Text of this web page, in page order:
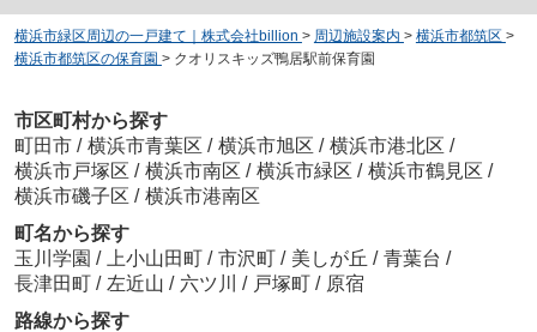
横浜市緑区周辺の一戸建て｜株式会社billion > 周辺施設案内 > 横浜市都筑区 >
横浜市都筑区の保育園 > クオリスキッズ鴨居駅前保育園
市区町村から探す
町田市 / 横浜市青葉区 / 横浜市旭区 / 横浜市港北区 /
横浜市戸塚区 / 横浜市南区 / 横浜市緑区 / 横浜市鶴見区 /
横浜市磯子区 / 横浜市港南区
町名から探す
玉川学園 / 上小山田町 / 市沢町 / 美しが丘 / 青葉台 /
長津田町 / 左近山 / 六ツ川 / 戸塚町 / 原宿
路線から探す